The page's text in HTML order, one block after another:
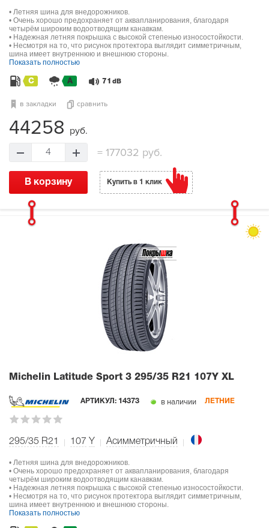
• Летняя шина для внедорожников.
• Очень хорошо предохраняет от аквапланирования, благодаря
четырём широким водоотводящим канавкам.
• Надежная летняя покрышка с высокой степенью износостойкости.
• Несмотря на то, что рисунок протектора выглядит симметричным,
шина имеет внутреннюю и внешнюю стороны.
Показать полностью
C A 71 dB
в закладки сравнить
44258 руб.
4 =177032 руб.
В корзину Купить в 1 клик
Michelin Latitude Sport 3 295/35 R21 107Y XL
АРТИКУЛ: 14373 в наличии ЛЕТНИЕ
295/35 R21 107 Y Асимметричный
• Летняя шина для внедорожников.
• Очень хорошо предохраняет от аквапланирования, благодаря
четырём широким водоотводящим канавкам.
• Надежная летняя покрышка с высокой степенью износостойкости.
• Несмотря на то, что рисунок протектора выглядит симметричным,
шина имеет внутреннюю и внешнюю стороны.
Показать полностью